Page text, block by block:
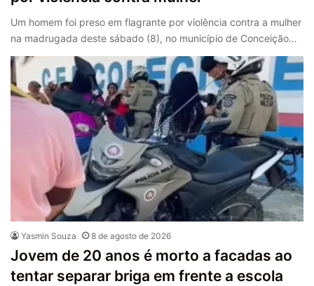
Um homem foi preso em flagrante por violência contra a mulher
na madrugada deste sábado (8), no município de Conceição…
Yasmin Souza 8 de agosto de 2026
Jovem de 20 anos é morto a facadas ao
tentar separar briga em frente a escola